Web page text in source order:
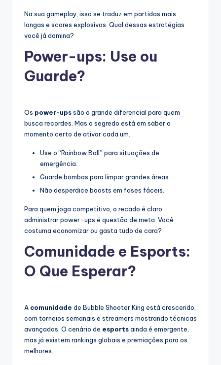
Na sua gameplay, isso se traduz em partidas mais
longas e scores explosivos. Qual dessas estratégias
você já domina?
Power-ups: Use ou
Guarde?
Os power-upssão o grande diferencial para quem
busca recordes. Mas o segredo está em saber o
momento certo de ativar cada um.
Use o “Rainbow Ball” para situações de
emergência.
Guarde bombas para limpar grandes áreas.
Não desperdice boosts em fases fáceis.
Para quem joga competitivo, o recado é claro:
administrar power-ups é questão de meta. Você
costuma economizar ou gasta tudo de cara?
Comunidade e Esports:
O Que Esperar?
A comunidade de Bubble Shooter King está crescendo,
com torneios semanais e streamers mostrando técnicas
avançadas. O cenário de esportsainda é emergente,
mas já existem rankings globais e premiações para os
melhores.